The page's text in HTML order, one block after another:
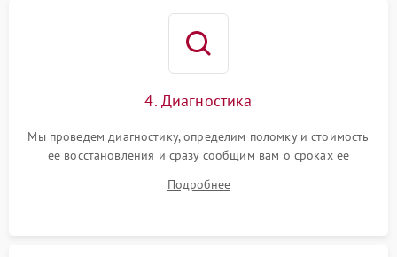
4. Диагностика
Мы проведем диагностику, определим поломку и стоимость
ее восстановления и сразу сообщим вам о сроках ее
Подробнее